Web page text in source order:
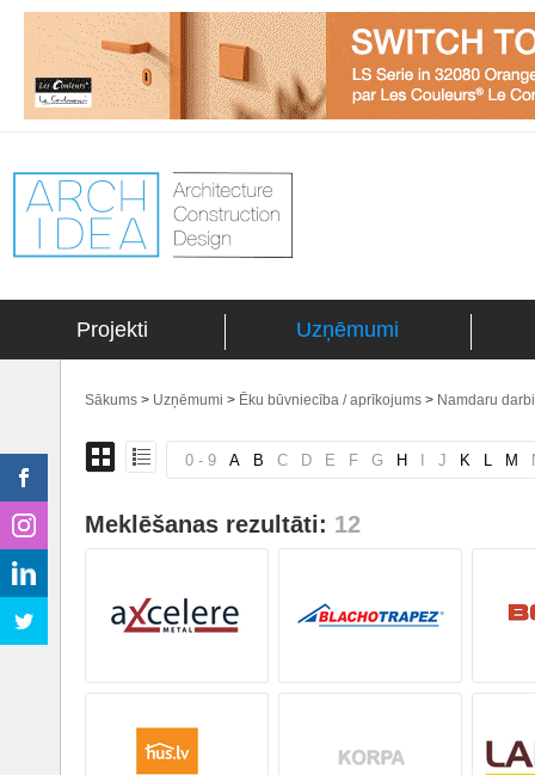
Projekti Uzņēmumi
Sākums > Uzņēmumi > Ēku būvniecība / aprīkojums > Namdaru darbi
0 - 9 A B C D E F G H J K L M
Meklēšanas rezultāti: 12